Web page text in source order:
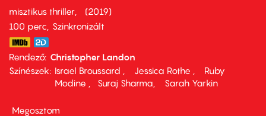
misztikus thriller
2019
100 perc,
Szinkronizált
Rendező Christopher Landon
Színészek
Israel Broussard Jessica Rothe
Ruby
Modine
Suraj Sharma Sarah Yarkin
Megosztom